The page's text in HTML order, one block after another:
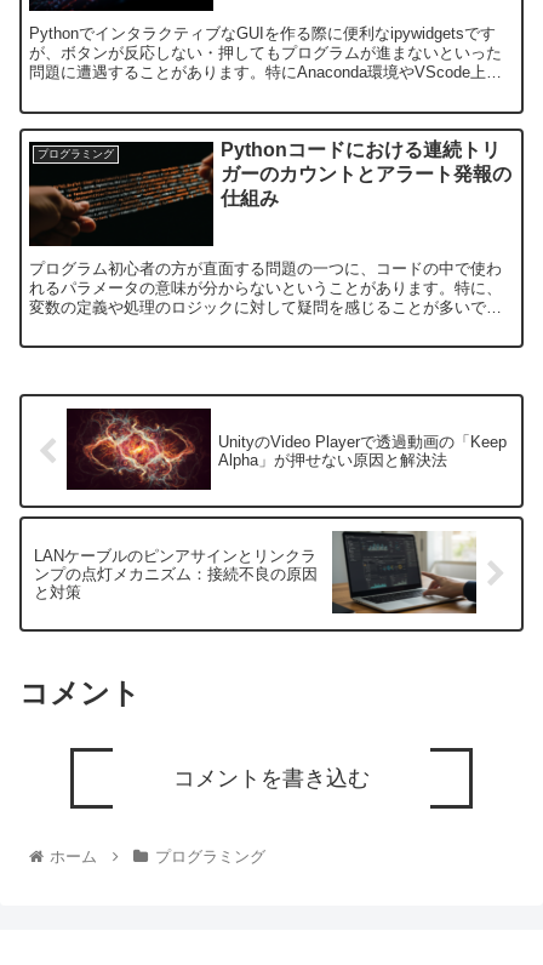
PythonでインタラクティブなGUIを作る際に便利なipywidgetsです
が、ボタンが反応しない・押してもプログラムが進まないといった
問題に遭遇することがあります。特にAnaconda環境やVScode上の
プログラミング
Pythonコードにおける連続トリ
ガーのカウントとアラート発報の
仕組み
プログラム初心者の方が直面する問題の一つに、コードの中で使わ
れるパラメータの意味が分からないということがあります。特に、
変数の定義や処理のロジックに対して疑問を感じることが多いで
報...
UnityのVideo Playerで透過動画の「Keep
Alpha」が押せない原因と解決法
LANケーブルのピンアサインとリンクラ
ンプの点灯メカニズム：接続不良の原因
と対策
コメント
コメントを書き込む
ホーム プログラミング